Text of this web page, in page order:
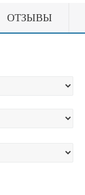
ОТЗЫВЫ